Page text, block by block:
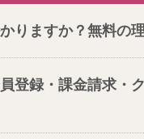
りますか？無料の
登録・課金請求・